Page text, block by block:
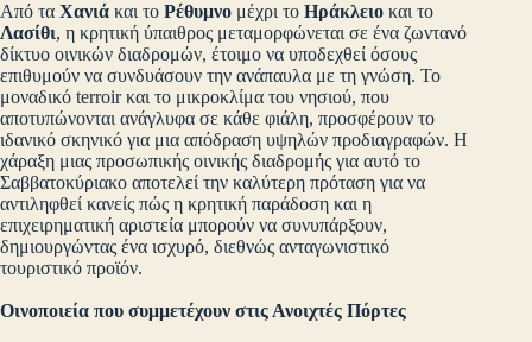
Από τα Χανιά και το Ρέθυμνο μέχρι το Ηράκλειο και το
Λασίθι, η κρητική ύπαιθρος μεταμορφώνεται σε ένα ζωντανό
δίκτυο οινικών διαδρομών, έτοιμο να υποδεχθεί όσους
επιθυμούν να συνδυάσουν την ανάπαυλα με τη γνώση. Το
μοναδικό terroir και το μικροκλίμα του νησιού, που
αποτυπώνονται ανάγλυφα σε κάθε φιάλη, προσφέρουν το
ιδανικό σκηνικό για μια απόδραση υψηλών προδιαγραφών. Η
χάραξη μιας προσωπικής οινικής διαδρομής για αυτό το
Σαββατοκύριακο αποτελεί την καλύτερη πρόταση για να
αντιληφθεί κανείς πώς η κρητική παράδοση και η
επιχειρηματική αριστεία μπορούν να συνυπάρξουν,
δημιουργώντας ένα ισχυρό, διεθνώς ανταγωνιστικό
τουριστικό προϊόν.
Οινοποιεία που συμμετέχουν στις Ανοιχτές Πόρτες